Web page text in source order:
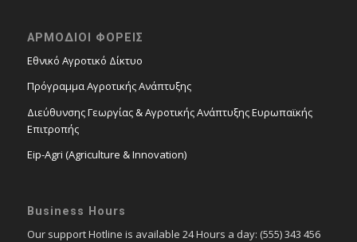
ΑΡΜΟΔΙΟΙ ΦΟΡΕΙΣ
Εθνικό Αγροτικό Δίκτυο
Πρόγραμμα Αγροτικής Ανάπτυξης
Διεύθυνσης Γεωργίας & Αγροτικής Ανάπτυξης Ευρωπαϊκής
Επιτροπής
Eip-Agri (Agriculture & Innovation)
Business Hours
Our support Hotline is available 24 Hours a day: (555) 343 456